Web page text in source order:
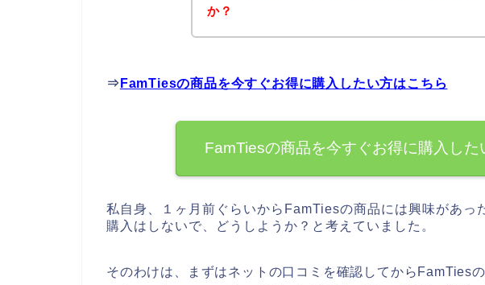
か？
⇒ FamTiesの商品を今すぐお得に購入したい方はこちら
FamTiesの商品を今すぐお得に購入した
私自身、１ヶ月前ぐらいからFamTiesの商品には興味があっ
購入はしないで、どうしようか？と考えていました。
そのわけは、まずはネットの口コミを確認してからFamTies